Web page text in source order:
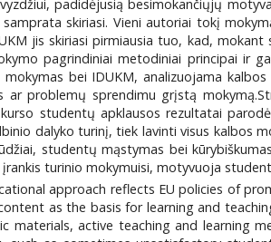
padidėjusią besimokančiųjų
skiriasi. Vieni autoriai tokį
jis skiriasi pirmiausia tuo, kad,
pagrindiniai metodiniai principai ir
bei IDUKM, analizuojama
problemų sprendimu grįstą
studentų apklausos rezultatai
dalyko turinį, tiek lavinti visus kalbos
studentų mąstymas bei
turinio mokymuisi, motyvuoja
approach reflects EU policies of
as the basis for learning and
active teaching and learning